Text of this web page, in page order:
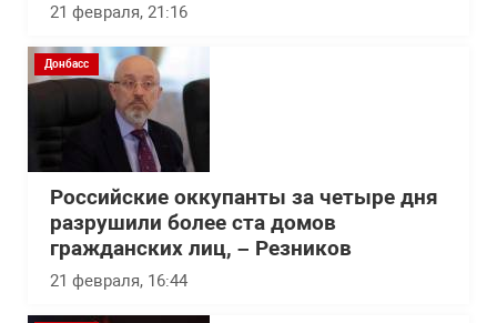
21 февраля, 21:16
Донбасс
Российские оккупанты за четыре дня
разрушили более ста домов
гражданских лиц, – Резников
21 февраля, 16:44